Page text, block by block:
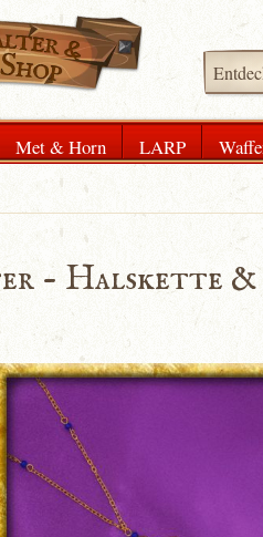
Met & Horn LARP
- Halskette &